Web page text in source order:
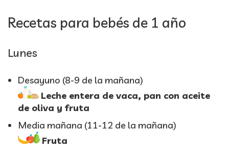
Recetas para bebés de 1 año
Lunes
Desayuno (8-9 de la mañana)
Leche entera de vaca, pan con aceite
de oliva y fruta
Media mañana (11-12 de la mañana)
Fruta